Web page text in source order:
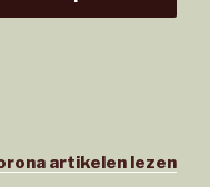
artikelen lezen